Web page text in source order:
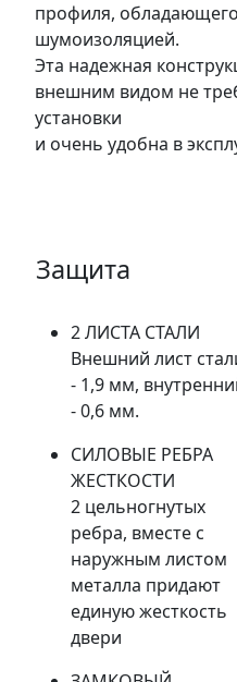
профиля,
шумоизоляцией.
Эта надежная
внешним видом не
установки
и очень удобна в
Защита
2 ЛИСТА СТАЛИ
Внешний лист
- 1,9 мм,
- 0,6 мм.
СИЛОВЫЕ РЕБРА
ЖЕСТКОСТИ
2 цельногнутых
ребра, вместе с
наружным листом
металла придают
единую жесткость
двери